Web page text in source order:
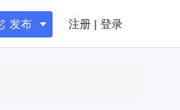
发布 注册 | 登录